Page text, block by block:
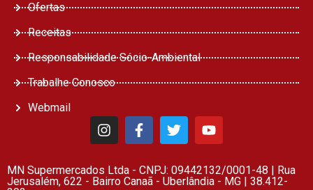
Ofertas
Receitas
Responsabilidade Sócio-Ambiental
Trabalhe Conosco
Webmail
MN Supermercados Ltda - CNPJ: 09442132/0001-48 | Rua
Jerusalém, 622 - Bairro Canaã - Uberlândia - MG | 38.412-